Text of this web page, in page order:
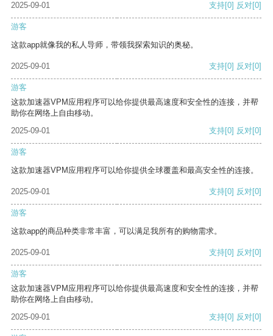
2025-09-01
支持[0] 反对[0]
游客
这款app就像我的私人导师，带领我探索知识的奥秘。
2025-09-01 支持[0] 反对[0]
游客
这款加速器VPM应用程序可以给你提供最高速度和安全性的连接，并帮
助你在网络上自由移动。
2025-09-01
支持[0] 反对[0]
游客
这款加速器VPM应用程序可以给你提供全球覆盖和最高安全性的连接。
2025-09-01 支持[0] 反对[0]
游客
这款app的商品种类非常丰富，可以满足我所有的购物需求。
2025-09-01 支持[0] 反对[0]
游客
这款加速器VPM应用程序可以给你提供最高速度和安全性的连接，并帮
助你在网络上自由移动。
2025-09-01
支持[0] 反对[0]